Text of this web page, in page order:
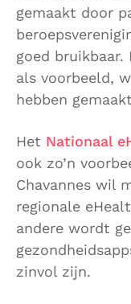
gemaakt door
goed
als voorbeeld,
hebben
Het Nationaal
ook zo’n
Chavannes wil
regionale
andere wordt
zinvol zijn.